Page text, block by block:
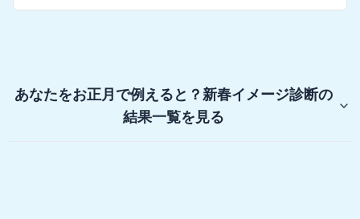
あなたをお正月で例えると？新春イメージ診断の
結果一覧を見る